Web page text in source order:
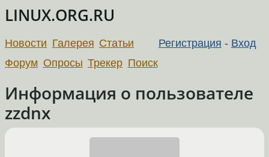
LINUX.ORG.RU
Регистрация - Вход
Новости Галерея Статьи
Форум Опросы Трекер Поиск
Информация о пользователе
zzdnx